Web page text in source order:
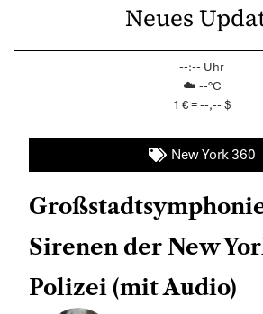
Neues
--:-- Uhr
☁️ --°C
1 € = --,-- $
New York 360
Sirenen der New
Polizei (mit Audio)